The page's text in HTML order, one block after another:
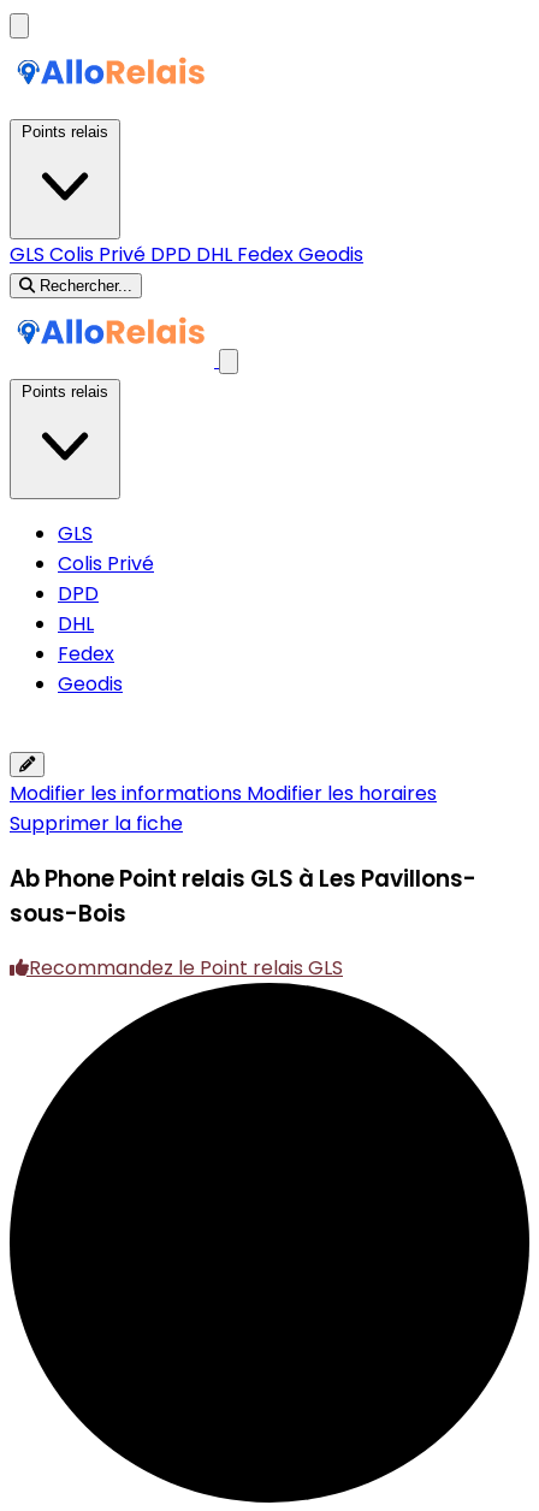
GLS Colis Privé DPD DHL FedexGeodis
Rechercher...
GLS
Colis Privé
DPD
DHL
Fedex
Geodis
Modifier les informations Modifier les horaires
Supprimer la fiche
Ab PhonePoint relais GLS à Les Pavillons-
sous-Bois
Recommandez le Point relais GLS